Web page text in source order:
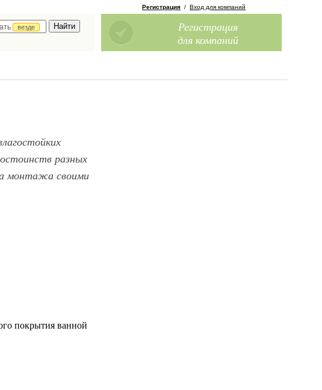
везде
Регистрация / Вход для компаний
Регистрация
для компаний
разных
монтажа своими
покрытия ванной